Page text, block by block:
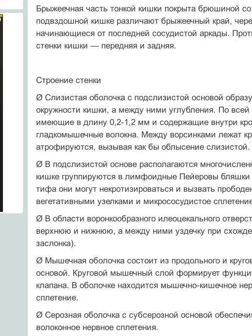
Брыжеечная часть тонкой кишки покрыта брюшиной
подвздошной кишке различают брыжеечный край,
начинающиеся от последней сосудистой аркады.
стенки кишки — передняя и задняя.
Строение стенки
Ø Слизистая оболочка с подслизистой основой
окружности кишки, а между ними углубления. По
имеющие в длину 0,2-1,2 мм и содержащие внутри
гладкомышечные волокна. Между ворсинками лежат
атрофируются, вызывая как бы облысение слизистой.
Ø В подслизистой основе располагаются
кишке группируются в лимфоидные Пейеровы
тифа они могут некротизироваться и вызвать
вегетативными узелками и микрососудистое
Ø В области воронкообразного илеоцекального
верхнюю и нижнюю, а между ними уздечку при
заслонка).
Ø Мышечная оболочка состоит из продольного и
основой. Круговой мышечный слой формирует
клапана. В оболочке находится мышечно-кишечное
сплетение.
Ø Серозная оболочка с субсерозной основой
волоконное нервное сплетения.